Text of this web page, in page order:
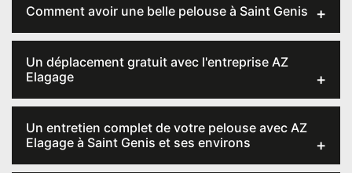
Comment avoir une belle pelouse à Saint Genis
Un déplacement gratuit avec l'entreprise AZ
Elagage
Un entretien complet de votre pelouse avec AZ
Elagage à Saint Genis et ses environs